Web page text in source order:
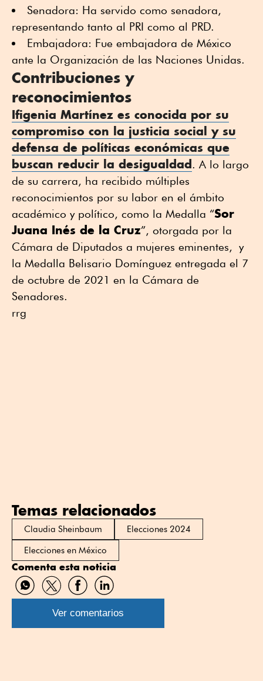
Senadora: Ha servido como senadora,
representando tanto al PRI como al PRD.
Embajadora: Fue embajadora de México
ante la Organización de las Naciones Unidas.
Contribuciones y
reconocimientos
Ifigenia Martínez es conocida por su
compromiso con la justicia social y su
defensa de políticas económicas que
buscan reducir la desigualdad . A lo largo
de su carrera, ha recibido múltiples
reconocimientos por su labor en el ámbito
académico y político, como la Medalla “Sor
Juana Inés de la Cruz”, otorgada por la
Cámara de Diputados a mujeres eminentes, y
la Medalla Belisario Domínguez entregada el 7
de octubre de 2021 en la Cámara de
Senadores.
rrg
Temas relacionados
Claudia Sheinbaum
Elecciones 2024
Elecciones en México
Comenta esta noticia
Compartir
por
WhatsApp
Compartir
por
Twitter
Compartir
por
Facebook
Compartir
por
Linkedin
Ver comentarios